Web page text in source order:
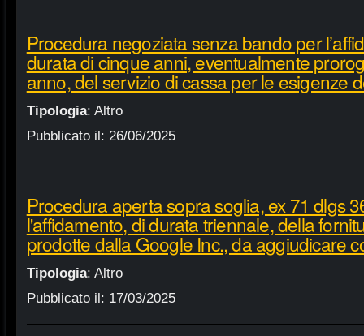
Procedura negoziata senza bando per
durata di cinque anni, eventualmente
anno, del servizio di cassa per le esigenze
Tipologia: Altro
Pubblicato il: 26/06/2025
Procedura aperta sopra soglia, ex 71 dlgs
l'affidamento, di durata triennale, della
prodotte dalla Google Inc., da aggiudicare
Tipologia: Altro
Pubblicato il: 17/03/2025